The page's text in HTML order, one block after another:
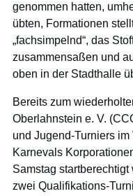
genommen hatten,
übten, Formationen
„fachsimpelnd“, das
zusammensaßen und
oben in der Stadthalle
Bereits zum
Oberlahnstein e. V.
und Jugend-Turniers
Karnevals
Samstag
zwei Qualifikations-